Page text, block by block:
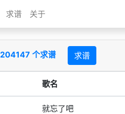
求谱 关于
个求谱 求谱
歌名
就忘了吧